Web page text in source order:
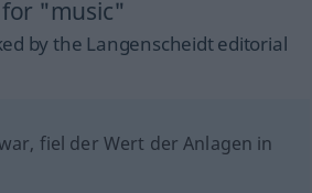
"music"
by the Langenscheidt editorial
fiel der Wert der Anlagen in